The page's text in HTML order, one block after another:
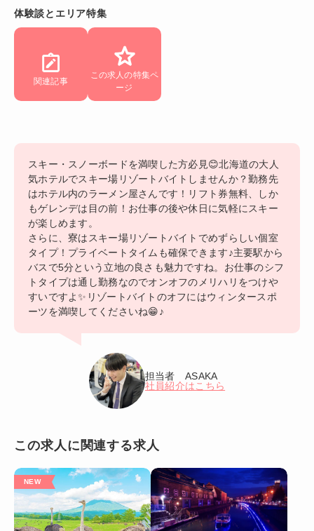
体験談とエリア特集
関連記事
この求人の特集ペ
ージ
スキー・スノーボードを満喫した方必見😊北海道の大人
気ホテルでスキー場リゾートバイトしませんか？勤務先
はホテル内のラーメン屋さんです！リフト券無料、しか
もゲレンデは目の前！お仕事の後や休日に気軽にスキー
が楽しめます。
さらに、寮はスキー場リゾートバイトでめずらしい個室
タイプ！プライベートタイムも確保できます♪主要駅から
バスで5分という立地の良さも魅力ですね。お仕事のシフ
トタイプは通し勤務なのでオンオフのメリハリをつけや
すいですよ✨リゾートバイトのオフにはウィンタースポ
ーツを満喫してくださいね😁♪
担当者 ASAKA
社員紹介はこちら
この求人に関連する求人